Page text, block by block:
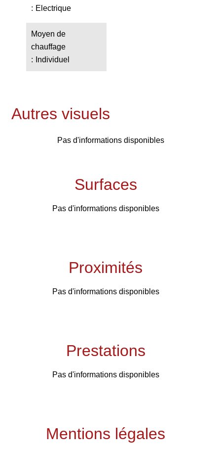
Electrique
Moyen de
chauffage
Individuel
Autres visuels
Pas d'informations disponibles
Surfaces
Pas d'informations disponibles
Proximités
Pas d'informations disponibles
Prestations
Pas d'informations disponibles
Mentions légales